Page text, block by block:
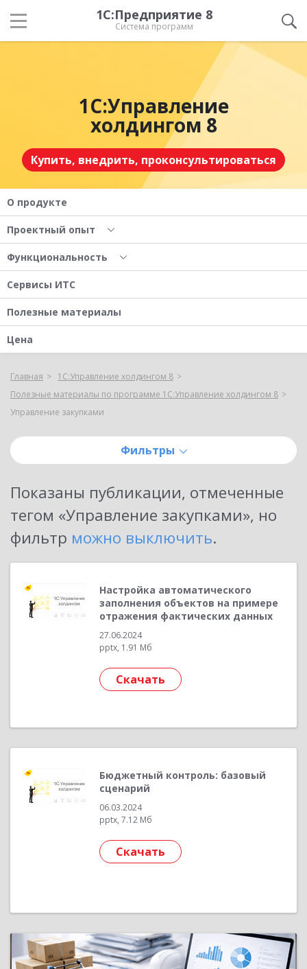
1С:Предприятие 8
Система программ
1С:Управление
холдингом 8
Купить, внедрить, проконсультироваться
О продукте
Проектный опыт
Функциональность
Сервисы ИТС
Полезные материалы
Цена
Главная
1С:Управление холдингом 8
Полезные материалы по программе 1С:Управление холдингом 8
Управление закупками
Фильтры
Показаны публикации, отмеченные
тегом «Управление закупками», но
фильтр можно выключить.
Настройка автоматического
заполнения объектов на примере
отражения фактических данных
27.06.2024
pptx, 1.91 Мб
Скачать
Бюджетный контроль: базовый
сценарий
06.03.2024
pptx, 7.12 Мб
Скачать